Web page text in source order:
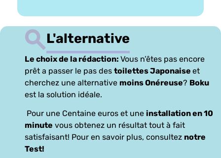
L'alternative
Le choix de la rédaction: Vous n’êtes pas encore
prêt a passer le pas des toilettes Japonaise et
cherchez une alternative moins Onéreuse? Boku
est la solution idéale.
Pour une Centaine euros et une installation en 10
minute vous obtenez un résultat tout à fait
satisfaisant! Pour en savoir plus, consultez notre
Test!